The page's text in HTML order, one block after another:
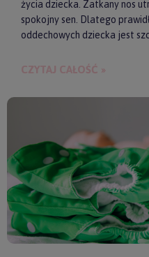
życia dziecka. Zatkany nos
spokojny sen. Dlatego
oddechowych dziecka jest
skutecznych akcesoriów
szybko i delikatnie usunąć
CZYTAJ CAŁOŚĆ »